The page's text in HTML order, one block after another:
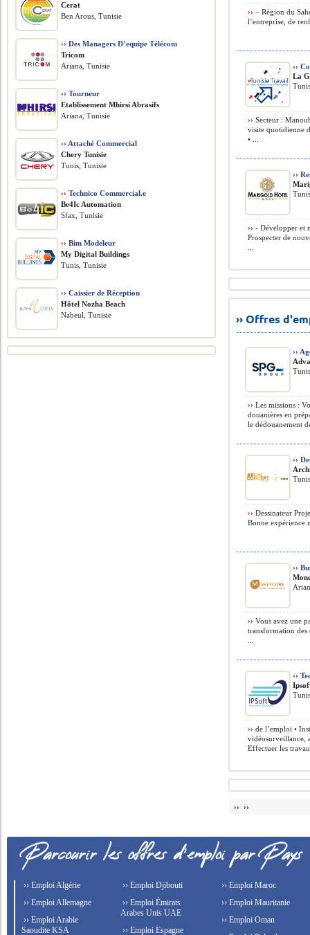
›› – Région du
l’entreprise, de
››
La
›› Secteur :
visite quotidienne
• ...
››
›› - Développer et
Prospecter de
›› Offres
››
›› Les missions :
douanières en
le dédouanement
››
›› Dessinateur
Bonne expérience
››
›› Vous avez une
transformation des
››
›› de l’emploi •
vidéosurveillance,
Effectuer les
›› ››
Cerat
Ben Arous, Tunisie
›› Des Managers D’equipe Télécom
Tricom
Ariana, Tunisie
›› Tourneur
Etablissement Mhirsi Abrasifs
Ariana, Tunisie
›› Attaché Commercial
Chery Tunisie
Tunis, Tunisie
›› Technico Commercial.e
Be4Ic Automation
Sfax, Tunisie
›› Bim Modeleur
My Digital Buildings
Tunis, Tunisie
›› Caissier de Réception
Hôtel Nozha Beach
Nabeul, Tunisie
›› Emploi Algérie
›› Emploi Allemagne
›› Emploi Arabie
Saoudite KSA
›› Emploi Djibouti
›› Emploi Émirats
Arabes Unis UAE
›› Emploi Espagne
›› Emploi Maroc
›› Emploi Mauritanie
›› Emploi Oman